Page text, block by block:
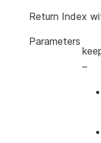
Return Index
Parameters
–